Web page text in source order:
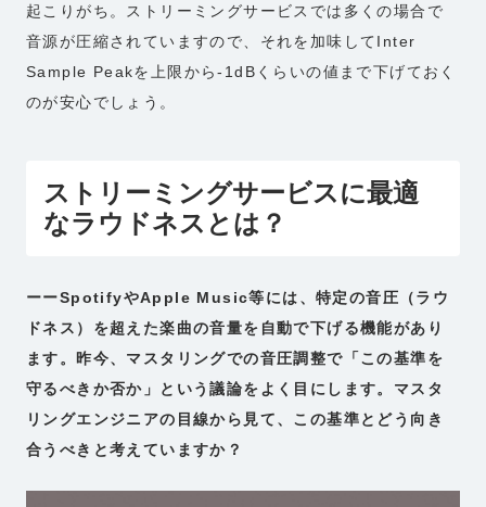
起こりがち。ストリーミングサービスでは多くの場合で
音源が圧縮されていますので、それを加味してInter
Sample Peakを上限から-1dBくらいの値まで下げておく
のが安心でしょう。
ストリーミングサービスに最適
なラウドネスとは？
ーーSpotifyやApple Music等には、特定の音圧（ラウ
ドネス）を超えた楽曲の音量を自動で下げる機能があり
ます。昨今、マスタリングでの音圧調整で「この基準を
守るべきか否か」という議論をよく目にします。マスタ
リングエンジニアの目線から見て、この基準とどう向き
合うべきと考えていますか？